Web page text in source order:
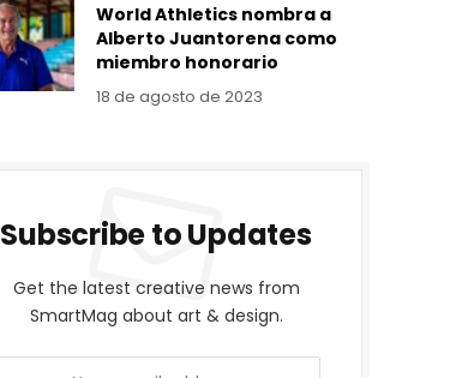
World Athletics nombra a
Alberto Juantorena como
miembro honorario
18 de agosto de 2023
Subscribe to Updates
Get the latest creative news from
SmartMag about art & design.